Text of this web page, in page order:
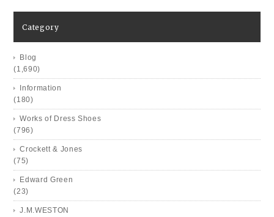
Category
Blog
(1,690)
Information
(180)
Works of Dress Shoes
(796)
Crockett & Jones
(75)
Edward Green
(23)
J.M.WESTON